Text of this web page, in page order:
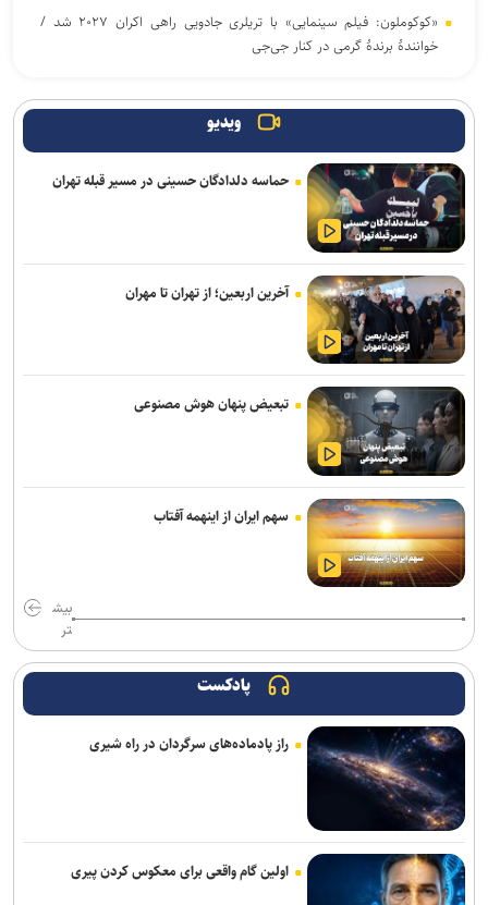
«کوکوملون: فیلم سینمایی» با تریلری جادویی راهی اکران ۲۰۲۷ شد /
خوانندهٔ برندهٔ گرمی در کنار جی‌جی
روایت فرهنگ و هنر
استقبال ۲۰ برابری زنان از فضاهای اختصاصی؛ ضرورت روزآمدسازی
خدمات برای زنان و دختران
روایت قربانیان خاموش جنگ به زبان ژاپنی منتشر شد
«خلیق» مردی بود که بلخ را زیست و سرود
نمایش‌های کشور، ٢ شب به صحنه نمی‌روند
برگزاری «زندگی‌نامه داستانی» در موزه انقلاب اسلامی و دفاع مقدس
هیئت داوران پنجمین سوگواره ملی نمایش‌های آیینی و مذهبی «نی‌ناله»
معرفی شدند
پایان فیلمبرداری «پدر سنگ»/ روایتی از زخم‌های کودکی
با رفتن اکبر عبدی یک برادر را از دست دادم/ بازیگری که همیشه برگ
خبرنگار؛ روایتگر روز‌هایی که از سر گذراندیم و فردایی که پیش رو داریم
مشاغل ایثارگران در دستور کار است
خبرنگاران در خط مقدم جنگ روایت‌ها قرار دارند
فیلم مرموز ونیز به‌دلیل «ملاحظات امنیتی» از اعلام رسمی جا ماند
«مرد عنکبوتی: یک روز تازه» در آستانه فتح رکوردهای تازه؛ «اودیسه» از
یک میلیارد دلار گذشت
ویدیو
حماسه دلدادگان حسینی در مسیر قبله تهران
آخرین اربعین؛ از تهران تا مهران
تبعیض پنهان هوش مصنوعی
سهم ایران از اینهمه آفتاب
بیش
تر
پادکست
راز پادماده‌های سرگردان در راه شیری
اولین گام واقعی برای معکوس کردن پیری